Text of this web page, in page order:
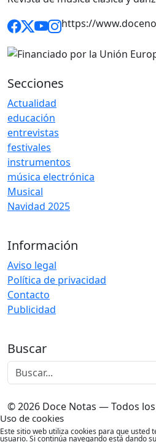
https://
Secciones
Actualidad
educación
entrevistas
festivales
instrumentos
música electrónica
Musical
Navidad 2025
Información
Aviso legal
Política de privacidad
Contacto
Publicidad
Buscar
© 2026 Doce Notas — Todos
Uso de cookies
Este sitio web utiliza cookies para que usted
usuario. Si continúa navegando está dando